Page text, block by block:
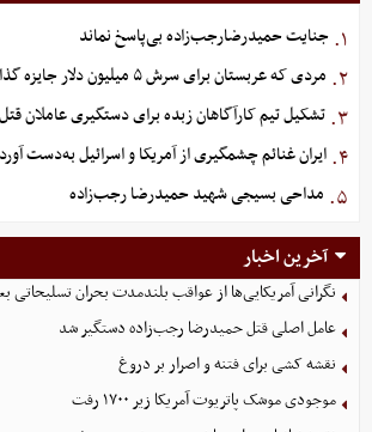
۱. جنایت حمیدرضارجب‌زاده بی‌پاسخ نماند
۲. مردی که عربستان برای سرش ۵ میلیون دلار جایزه گذاشت
۳. تشکیل تیم کارآگاهان زبده برای دستگیری عاملان
۴. ایران غنائم چشمگیری از آمریکا و اسرائیل به‌دست
۵. مداحی بسیجی شهید حمیدرضا رجب‌زاده
آخرین اخبار
نگرانی آمریکایی‌ها از عواقب بلندمدت بحران تسلیحاتی
عامل اصلی قتل حمیدرضا رجب‌زاده دستگیر شد
نقشه کشی برای فتنه و اصرار بر دروغ
موجودی موشک پاتریوت آمریکا زیر ۱۷۰۰ رفت